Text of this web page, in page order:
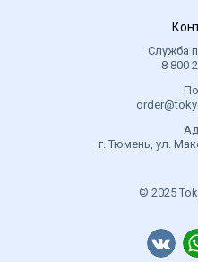
Служба
8 800
г. Тюмень, ул.
© 2025